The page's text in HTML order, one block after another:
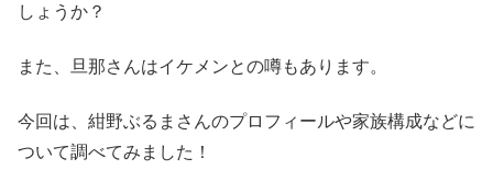
しょうか？
また、旦那さんはイケメンとの噂もあります。
今回は、紺野ぶるまさんのプロフィールや家族構成などに
ついて調べてみました！